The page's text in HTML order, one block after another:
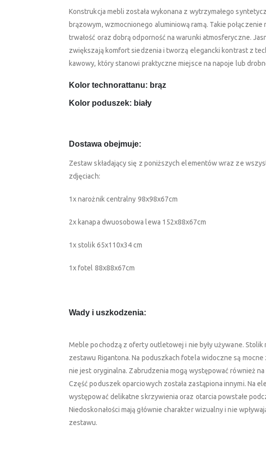
Konstrukcja mebli została wykonana z wytrzymałego
brązowym, wzmocnionego aluminiową ramą. Takie połączenie
trwałość oraz dobrą odporność na warunki atmosferyczne.
zwiększają komfort siedzenia i tworzą elegancki kontrast z
kawowy, który stanowi praktyczne miejsce na napoje lub
Kolor technorattanu: brąz
Kolor poduszek: biały
Dostawa obejmuje:
Zestaw składający się z poniższych elementów wraz ze
zdjęciach:
1x narożnik centralny 98x98x67cm
2x kanapa dwuosobowa lewa 152x88x67cm
1x stolik 65x110x34 cm
1x fotel 88x88x67cm
Wady i uszkodzenia:
Meble pochodzą z oferty outletowej i nie były używane.
zestawu Rigantona. Na poduszkach fotela widoczne są
nie jest oryginalna. Zabrudzenia mogą występować również
Część poduszek oparciowych została zastąpiona innymi. Na
występować delikatne skrzywienia oraz otarcia powstałe
Niedoskonałości mają głównie charakter wizualny i nie
zestawu.